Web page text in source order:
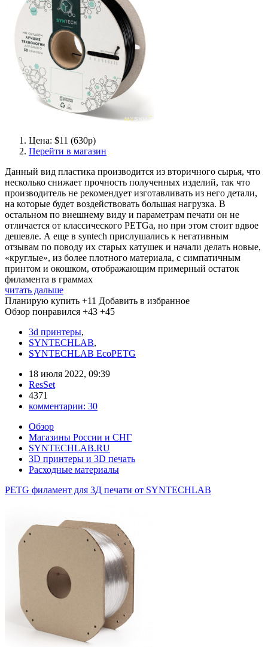
Цена: $11 (630р)
Перейти в магазин
Данный вид пластика производится из вторичного сырья, что
несколько снижает прочность полученных изделий, так что
производитель не рекомендует изготавливать из него детали,
на которые будет воздействовать большая нагрузка. В
остальном по внешнему виду и параметрам печати он не
отличается от классического PETGа, но при этом стоит вдвое
дешевле. А еще в syntech прислушались к негативным
отзывам по поводу их старых катушек и начали делать новые,
«круглые», из более плотного материала, с симпатичным
принтом и окошком, отображающим примерный остаток
филамента в граммах
читать дальше
Планирую купить +11 Добавить в избранное
Обзор понравился +43 +45
3d принтеры,
SYNTECHLAB,
SYNTECHLAB EcoPETG
18 июля 2022, 09:39
ResSet
4371
комментарии: 30
Обзор
Магазины России и СНГ
SYNTECHLAB.RU
3D принтеры и 3D печать
Расходные материалы
PETG филамент для 3Д печати от SYNTECHLAB